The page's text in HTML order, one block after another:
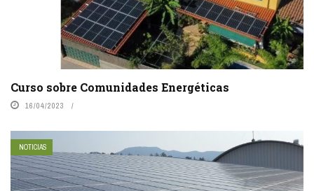
Curso sobre Comunidades Energéticas
16/04/2023
NOTICIAS